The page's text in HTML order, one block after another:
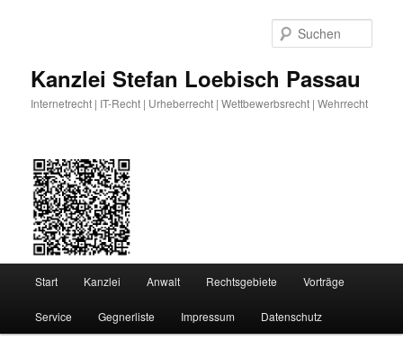
Kanzlei Stefan Loebisch Passau
Internetrecht | IT-Recht | Urheberrecht | Wettbewerbsrecht | Wehrrecht
Start Kanzlei Anwalt Rechtsgebiete Vorträge
Service Gegnerliste Impressum Datenschutz